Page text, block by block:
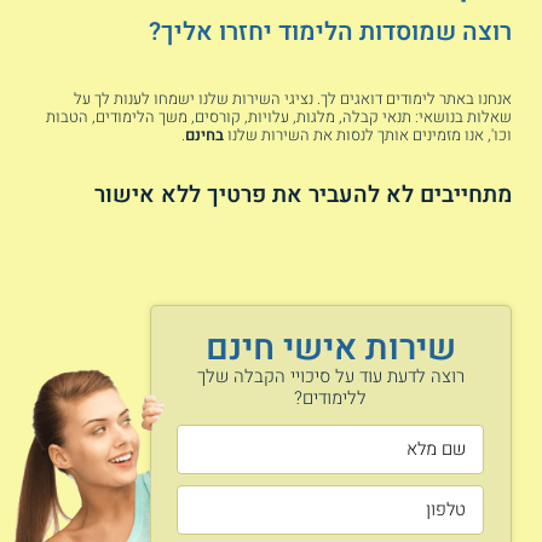
חשב ציון
ממוצע הציונים שלך:
אני מסכים/הלתנאי השימושומדיניות הפרטיות
שירות אישי חינם
רוצה לדעת עוד על סיכויי הקבלה שלך
ללימודים?
רוצה שמוסדות הלימוד יחזרו אליך?
אנחנו באתר לימודים דואגים לך. נציגי השירות שלנו ישמחו לענות לך על
שאלות בנושאי: תנאי קבלה, מלגות, עלויות, קורסים, משך הלימודים, הטבות
וכו', אנו מזמינים אותך לנסות את השירות שלנובחינם.
מתחייבים לא להעביר את פרטיך ללא אישור